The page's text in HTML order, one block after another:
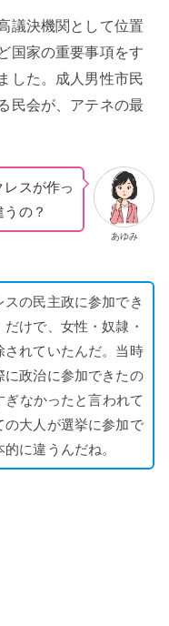
議決機関として位置
国家の重要事項をす
した。成人男性市民
民会が、アテネの最
あゆみ
スが作っ
の？
の民主政に参加でき
けで、女性・奴隷・
されていたんだ。当時
に政治に参加できたの
ぎなかったと言われて
の大人が選挙に参加で
に違うんだね。